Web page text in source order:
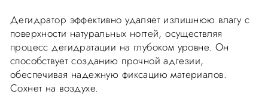
Дегидратор эффективно удаляет излишнюю влагу с
поверхности натуральных ногтей, осуществляя
процесс дегидратации на глубоком уровне. Он
способствует созданию прочной адгезии,
обеспечивая надежную фиксацию материалов.
Сохнет на воздухе.